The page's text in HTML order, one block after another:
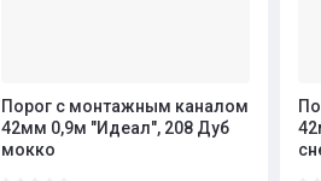
Порог с монтажным каналом
42мм 0,9м "Идеал", 208 Дуб
мокко